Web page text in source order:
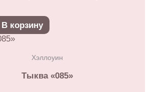
В корзину
Хэллоуин
Тыква «085»